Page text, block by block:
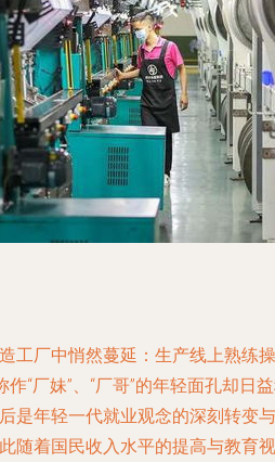
工厂中悄然蔓延：生产线上熟练操
“厂妹”、“厂哥”的年轻面孔却日
是年轻一代就业观念的深刻转变与
随着国民收入水平的提高与教育视